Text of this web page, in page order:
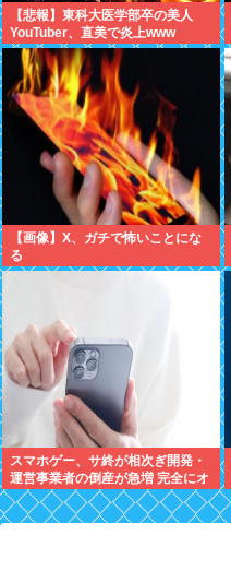
【悲報】東科大医学部卒の美人
YouTuber、直美で炎上www
【画像】X、ガチで怖いことにな
る
スマホゲー、サ終が相次ぎ開発・
運営事業者の倒産が急増 完全にオ
ワコンか